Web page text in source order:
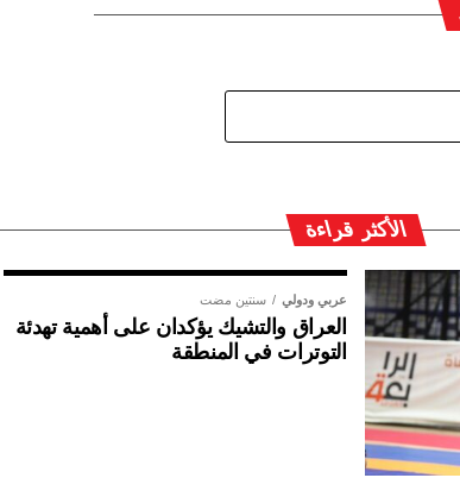
الأكثر قراءة
عربي ودولي سنتين مضت
العراق والتشيك يؤكدان على أهمية تهدئة
التوترات في المنطقة